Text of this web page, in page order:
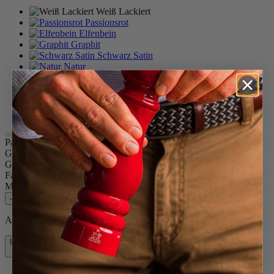
Weiß Lackiert
Passionsrot
Elfenbein
Graphit
Schwarz Satin
Natur
Schokolade
Schwarz lackiert
Gelb
Blau
Paris u'Select
Größe
Gewürz
Trockenes Salz
Farbe
Menge
–
Auf Lager und bereit, zu Ihnen nach Hause geliefert zu werden.
In den Warenkorb
63,90 €